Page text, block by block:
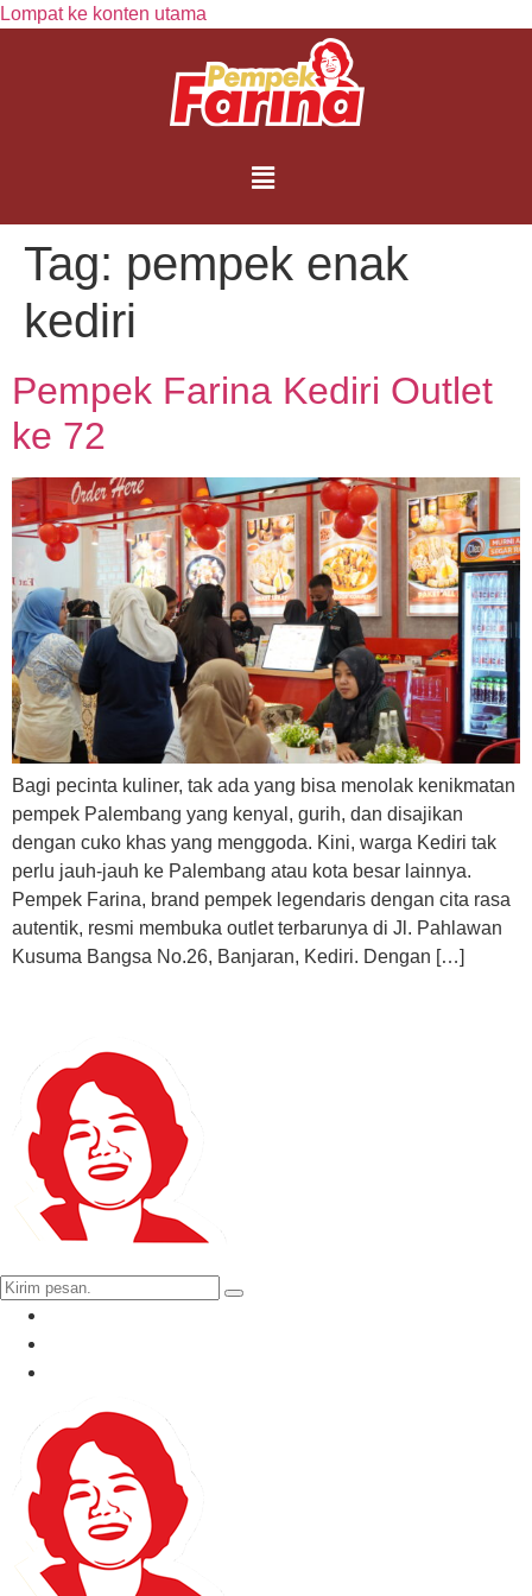
Lompat ke konten utama
Tag: pempek enak
kediri
Pempek Farina Kediri Outlet
ke 72
Bagi pecinta kuliner, tak ada yang bisa menolak kenikmatan
pempek Palembang yang kenyal, gurih, dan disajikan
dengan cuko khas yang menggoda. Kini, warga Kediri tak
perlu jauh-jauh ke Palembang atau kota besar lainnya.
Pempek Farina, brand pempek legendaris dengan cita rasa
autentik, resmi membuka outlet terbarunya di Jl. Pahlawan
Kusuma Bangsa No.26, Banjaran, Kediri. Dengan […]